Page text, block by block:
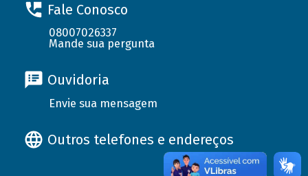
Fale Conosco
08007026337
Mande sua pergunta
Ouvidoria
Envie sua mensagem
Outros telefones e endereços